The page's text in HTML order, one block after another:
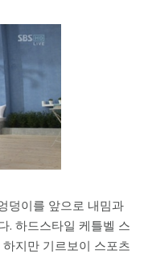
덩이를 앞으로 내밈과
. 하드스타일 케틀벨 스
지만 기르보이 스포츠